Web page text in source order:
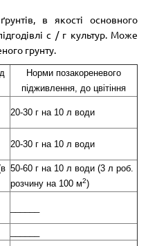
в якості основного
с / г культур. Може
грунту.
Норми позакореневого
підживлення, до цвітіння
20-30 г на 10 л води
20-30 г на 10 л води
50-60 г на 10 л води (3 л роб.
розчину на 100 м2)